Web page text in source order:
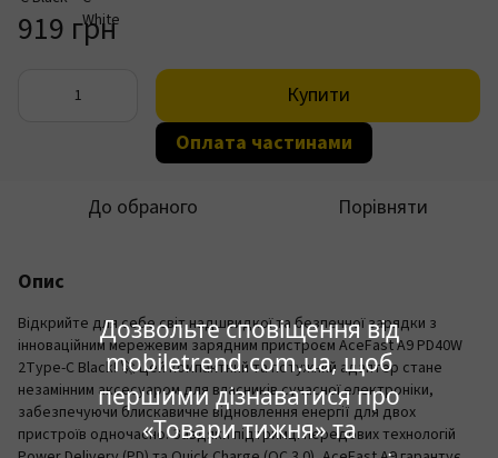
Дозвольте сповіщення від
mobiletrend.com.ua, щоб
першими дізнаватися про
«Товари тижня» та
919 грн
Купити
Оплата частинами
До обраного Порівняти
Опис
Відкрийте для себе світ надшвидкої та безпечної зарядки з
інноваційним мережевим зарядним пристроєм AceFast A9 PD40W
2Type-C Black! 🚀 Цей компактний та потужний адаптер стане
незамінним аксесуаром для власників сучасної електроніки,
забезпечуючи блискавичне відновлення енергії для двох
пристроїв одночасно. Завдяки підтримці передових технологій